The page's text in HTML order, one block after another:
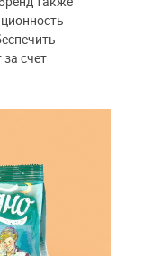
счет